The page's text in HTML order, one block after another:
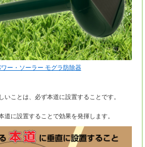
ー・ソーラー モグラ防除器
いことは、必ず本道に設置することです。
道に設置することで効果を発揮します。